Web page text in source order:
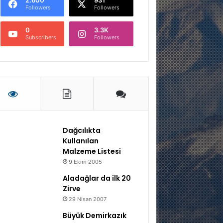
Followers Followers
0
Subscribers
3.3K
Followers
Dağcılıkta
Kullanılan
Malzeme Listesi
9 Ekim 2005
Aladağlar da ilk 20
Zirve
29 Nisan 2007
Büyük Demirkazık